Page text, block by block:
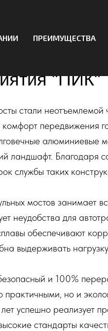
ПРЕИМУЩЕСТВА
"ПИК"
стали неотъемлемой
комфорт
алюминиевые
ландшафт. Благодаря
службы таких
мостов занимает
неудобства для
обеспечивают
выдерживать
и 100%
практичными, но и
успешно реализует
стандарты